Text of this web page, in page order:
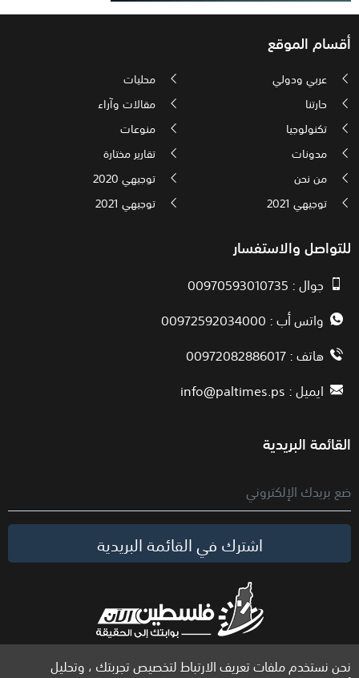
نحن نستخدم ملفات تعريف الارتباط لتخصيص تجربتك ، وتحليل
أقسام الموقع
عربي ودولي
محليات
حارتنا
مقالات وآراء
تكنولوجيا
منوعات
مدونات
تقارير مختارة
من نحن
توجيهي 2020
توجيهي 2021
توجيهي 2021
للتواصل والاستفسار
جوال : 00970593010735
واتس أب : 00972592034000
هاتف : 00972082886017
ايميل :info@paltimes.ps
القائمة البريدية
اشترك في القائمة البريدية
الحقوق محفوظة لموقع فلسطين الآن © 2026